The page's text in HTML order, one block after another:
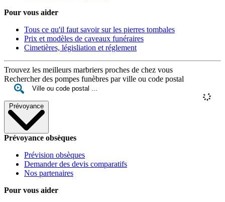
Pour vous aider
Tous ce qu'il faut savoir sur les pierres tombales
Prix et modèles de caveaux funéraires
Cimetières, législiation et réglement
Trouvez les meilleurs marbriers proches de chez vous
Rechercher des pompes funèbres par ville ou code postal
Prévoyance
Prévoyance obsèques
Prévision obsèques
Demander des devis comparatifs
Nos partenaires
Pour vous aider